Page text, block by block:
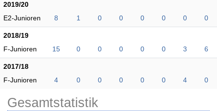
2019/20
E2-Junioren
8 1 0 0 0 0 0 0
2018/19
F-Junioren
15 0 0 0 0 0 3 6
2017/18
F-Junioren
4 0 0 0 0 0 4 0
Gesamtstatistik